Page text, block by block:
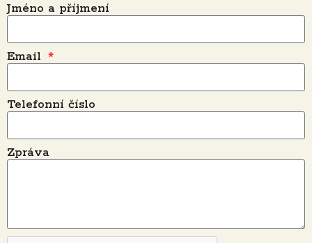
Jméno a příjmení
Email
Telefonní číslo
Zpráva